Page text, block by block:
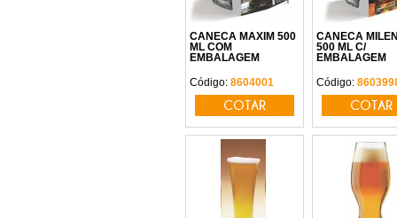
CANECA MAXIM 500
ML COM
EMBALAGEM
Código: 8604001
COTAR
CANECA
500 ML C/
EMBALAGEM
Código:
COTAR